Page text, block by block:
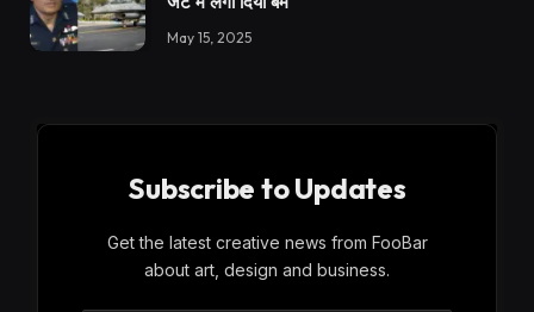
May 15, 2025
Subscribe to Updates
Get the latest creative news from FooBar
about art, design and business.